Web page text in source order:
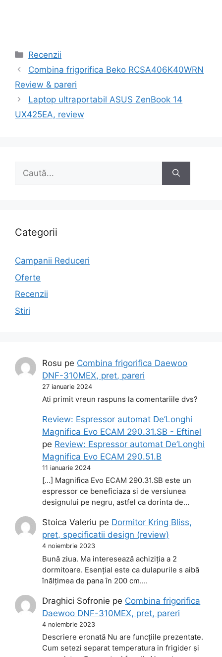
Categorii
Recenzii
Navigare
în
Combina frigorifica Beko RCSA406K40WRN
Review & pareri
Laptop ultraportabil ASUS ZenBook 14
UX425EA, review
Caută
Categorii
Campanii Reduceri
Oferte
Recenzii
Stiri
Rosu pe Combina frigorifica Daewoo
DNF-310MEX, pret, pareri
27 ianuarie 2024
Ati primit vreun raspuns la comentariile dvs?
Review: Espressor automat De’Longhi
Magnifica Evo ECAM 290.31.SB - Eftinel
pe Review: Espressor automat De’Longhi
Magnifica Evo ECAM 290.51.B
11 ianuarie 2024
[…] Magnifica Evo ECAM 290.31.SB este un
espressor ce beneficiaza si de versiunea
designului pe negru, astfel ca dorinta de…
Stoica Valeriu pe Dormitor Kring Bliss,
pret, specificatii design (review)
4 noiembrie 2023
Bună ziua. Ma interesează achiziția a 2
dormitoare. Esențial este ca dulapurile s aibă
înălțimea de pana în 200 cm.…
Draghici Sofronie pe Combina frigorifica
Daewoo DNF-310MEX, pret, pareri
4 noiembrie 2023
Descriere eronată Nu are funcțiile prezentate.
Cum setezi separat temperatura in frigider și